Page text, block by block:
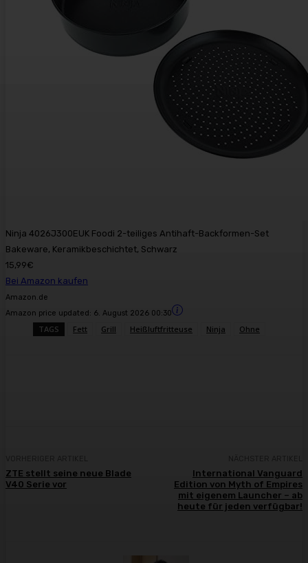
Ninja 4026J300EUK Foodi 2-teiliges Antihaft-Backformen-Set
Bakeware, Keramikbeschichtet, Schwarz
15,99€
Bei Amazon kaufen
Amazon.de
Amazon price updated: 6. August 2026 00:30
TAGS Fett Grill Heißluftfritteuse Ninja Ohne
ZTE stellt seine neue Blade
V40 Serie vor
International Vanguard
Edition von Myth of Empires
mit eigenem Launcher – ab
heute für jeden verfügbar!